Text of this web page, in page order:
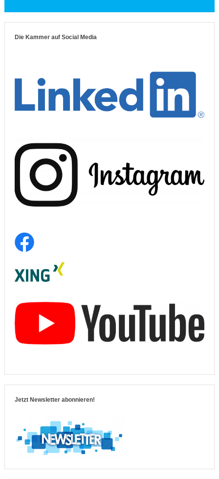
Die Kammer auf Social Media
Jetzt Newsletter abonnieren!